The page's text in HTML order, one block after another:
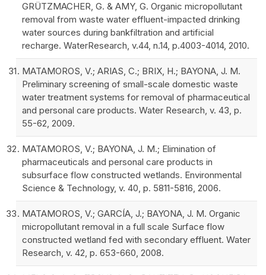
GRÜTZMACHER, G. & AMY, G. Organic micropollutant
removal from waste water effluent-impacted drinking
water sources during bankfiltration and artificial
recharge. WaterResearch, v.44, n.14, p.4003-4014, 2010.
MATAMOROS, V.; ARIAS, C.; BRIX, H.; BAYONA, J. M.
Preliminary screening of small-scale domestic waste
water treatment systems for removal of pharmaceutical
and personal care products. Water Research, v. 43, p.
55-62, 2009.
MATAMOROS, V.; BAYONA, J. M.; Elimination of
pharmaceuticals and personal care products in
subsurface flow constructed wetlands. Environmental
Science & Technology, v. 40, p. 5811-5816, 2006.
MATAMOROS, V.; GARCÍA, J.; BAYONA, J. M. Organic
micropollutant removal in a full scale Surface flow
constructed wetland fed with secondary effluent. Water
Research, v. 42, p. 653-660, 2008.